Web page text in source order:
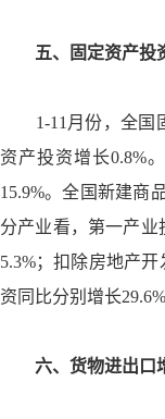
五、固定资产投资
1-11 月份，全国
资产投资增长0.8%
15.9%。全国新建商
分产业看，第一产业
5.3%；扣除房地产
资同比分别增长29.6%
六、货物进出口增